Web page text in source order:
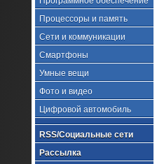
Процессоры и память
Сети и коммуникации
Смартфоны
Умные вещи
Фото и видео
Цифровой автомобиль
RSS/Социальные сети
Рассылка